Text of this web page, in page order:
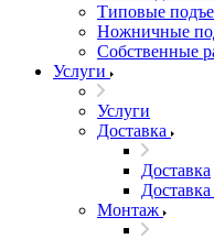
Типовые
Ножничные
Собственные
Услуги
Услуги
Доставка
Доставка
Монтаж